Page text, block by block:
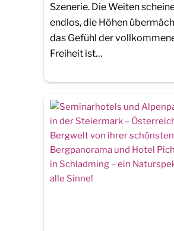
Szenerie. Die Weiten
endlos, die Höhen
das Gefühl der
Freiheit ist…